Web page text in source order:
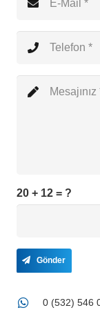
20 + 12 = ?
Gönder
0 (532) 546